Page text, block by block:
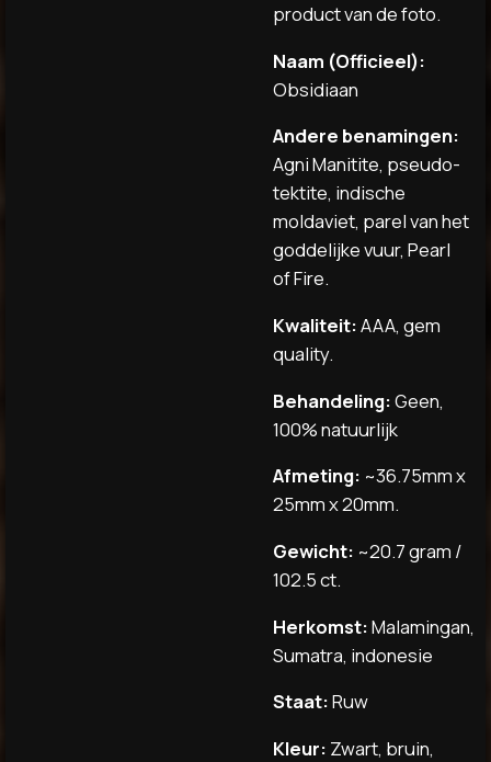
product van de foto.
Naam (Officieel):
Obsidiaan
Andere benamingen:
Agni Manitite, pseudo-
tektite, indische
moldaviet, parel van het
goddelijke vuur, Pearl
of Fire.
Kwaliteit:AAA, gem
quality.
Behandeling:Geen,
100% natuurlijk
Afmeting: ~36.75mm x
25mm x 20mm.
Gewicht: ~20.7 gram /
102.5 ct.
Herkomst:Malamingan,
Sumatra, indonesie
Staat:Ruw
Kleur: Zwart, bruin,